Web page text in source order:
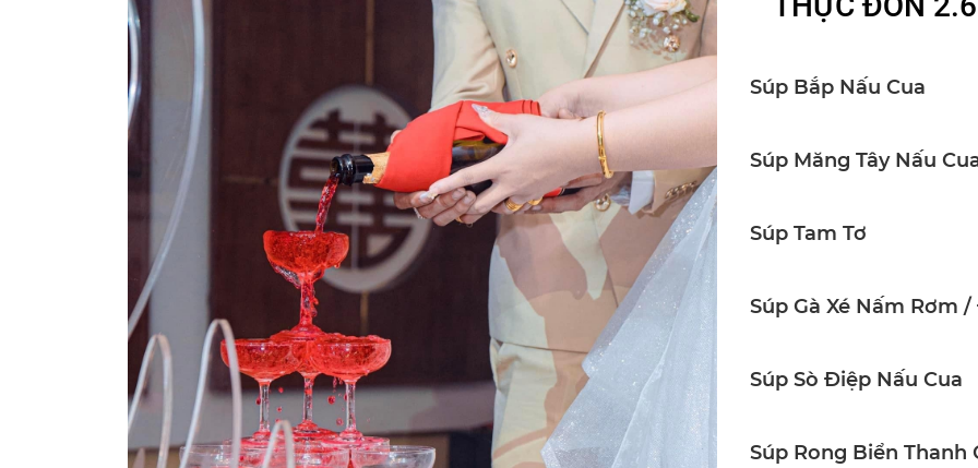
Súp Bắp Nấu Cua
Súp Măng Tây Nấu
Súp Tam Tơ
Súp Gà Xé Nấm Rơm
Súp Sò Điệp Nấu Cua
Súp Rong Biển Thanh